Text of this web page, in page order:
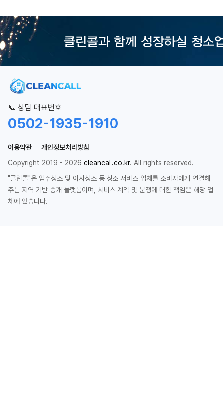
📞 상담 대표번호
0502-1935-1910
이용약관
개인정보처리방침
Copyright 2019 - 2026 cleancall.co.kr. All rights reserved.
"클린콜"은 입주청소 및 이사청소 등 청소 서비스 업체를 소비자에게 연결해
주는 지역 기반 중개 플랫폼이며, 서비스 계약 및 분쟁에 대한 책임은 해당 업
체에 있습니다.